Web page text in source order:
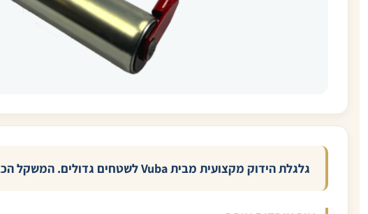
גלגלת הידוק מקצועית מבית Vuba לשטחים גדולים. המשקל הכבד שלה דוחס את שכבת הרזין בצורה אחידה ומדויקת — והמתקין עובד בעמידה במקום על הברכיים.